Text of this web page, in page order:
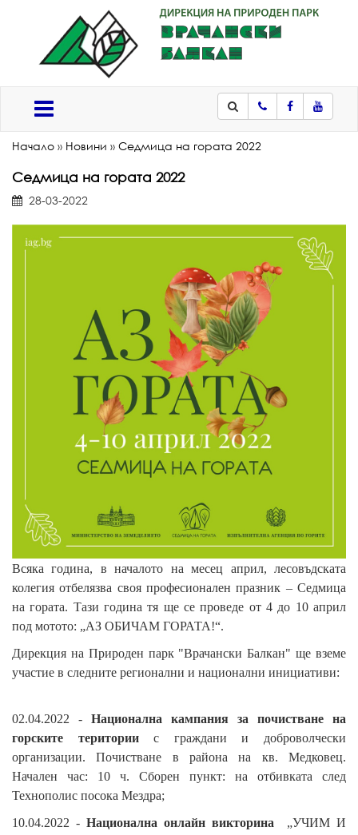
ТелефонFacebook
Начало » Новини » Седмица на гората 2022
Седмица на гората 2022
28-03-2022
Всяка година, в началото на месец април, лесовъдската
колегия отбелязва своя професионален празник – Седмица
на гората. Тази година тя ще се проведе от 4 до 10 април
под мотото: „АЗ ОБИЧАМ ГОРАТА!“.
Дирекция на Природен парк "Врачански Балкан" ще вземе
участие в следните регионални и национални инициативи:
02.04.2022 - Национална кампания за почистване на
горските териториис граждани и доброволчески
организации.Почистване в района на кв. Медковец.
Начален час: 10 ч. Сборен пункт: на отбивката след
Технополис посока Мездра;
10.04.2022 - Национална онлайн викторина „УЧИМ И